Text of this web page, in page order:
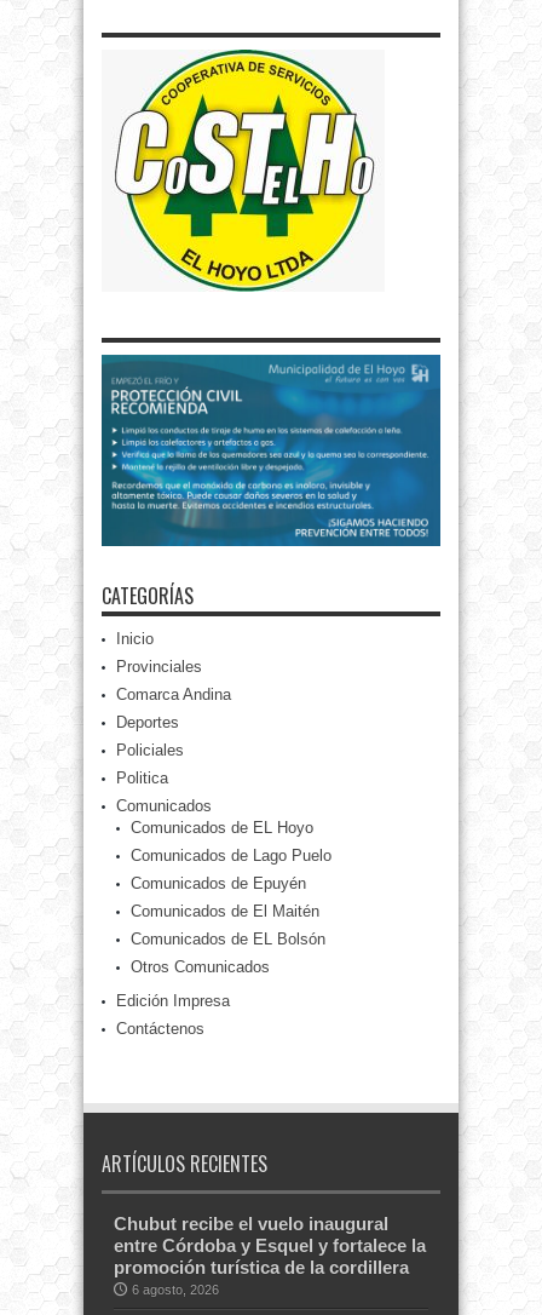
CATEGORÍAS
Inicio
Provinciales
Comarca Andina
Deportes
Policiales
Politica
Comunicados
Comunicados de EL Hoyo
Comunicados de Lago Puelo
Comunicados de Epuyén
Comunicados de El Maitén
Comunicados de EL Bolsón
Otros Comunicados
Edición Impresa
Contáctenos
ARTÍCULOS RECIENTES
Chubut recibe el vuelo inaugural
entre Córdoba y Esquel y fortalece la
promoción turística de la cordillera
6 agosto, 2026